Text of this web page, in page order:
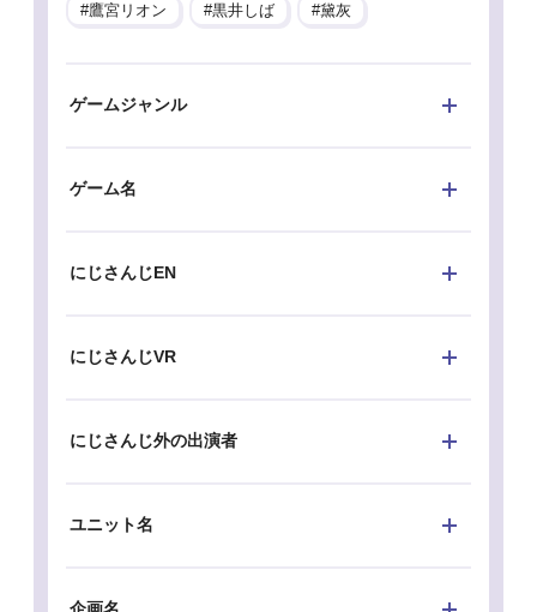
鷹宮リオン 黒井しば 黛灰
ゲームジャンル
ゲーム名
にじさんじEN
にじさんじVR
にじさんじ外の出演者
ユニット名